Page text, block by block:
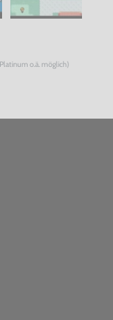
o.ä. möglich)